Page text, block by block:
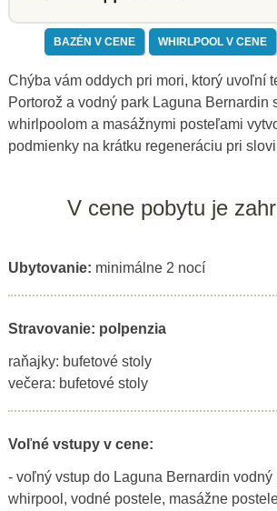
BAZÉN V CENE WHIRLPOOL V CENE
Chýba vám oddych pri mori, ktorý uvoľní
Portorož a vodný park Laguna Bernardin
whirlpoolom a masážnymi posteľami
podmienky na krátku regeneráciu pri
V cene pobytu je
Ubytovanie: minimálne 2 nocí
Stravovanie: polpenzia
raňajky: bufetové stoly
večera: bufetové stoly
Voľné vstupy v cene:
- voľný vstup do Laguna Bernardin vodný
whirpool, vodné postele, masážne